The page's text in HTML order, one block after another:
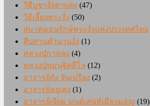
วิธีบูชางั่งตาแดง (47)
วิธีเลี้ยงพระงั่ง (50)
สมาคมอนุรักษ์พระงั่งแห่งประเทศไทย
สืบสานตำนานงั่ง (1)
หลวงปู่กาหลง (4)
หลวงปู่หมุนฐิตสีโล (12)
อาจารย์ถัง จันเปรียง (2)
อาจารย์หยูเฮง (1)
อาจารย์เจียม มนต์เสน่ห์เมืองมอญ (19)